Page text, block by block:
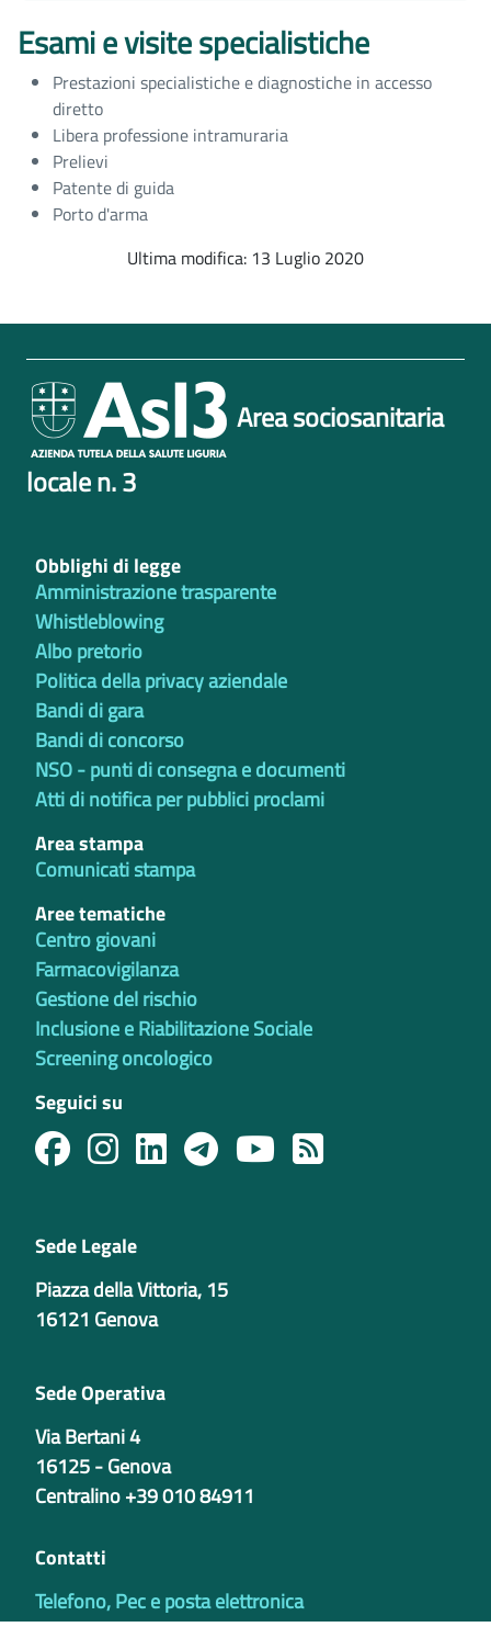
Esami e visite specialistiche
Prestazioni specialistiche e diagnostiche in accesso
diretto
Libera professione intramuraria
Prelievi
Patente di guida
Porto d'arma
Ultima modifica: 13 Luglio 2020
Area sociosanitaria
locale n. 3
Obblighi di legge
Amministrazione trasparente
Whistleblowing
Albo pretorio
Politica della privacy aziendale
Bandi di gara
Bandi di concorso
NSO - punti di consegna e documenti
Atti di notifica per pubblici proclami
Area stampa
Comunicati stampa
Aree tematiche
Centro giovani
Farmacovigilanza
Gestione del rischio
Inclusione e Riabilitazione Sociale
Screening oncologico
Seguici su
Sede Legale
Piazza della Vittoria, 15
16121 Genova
Sede Operativa
Via Bertani 4
16125 - Genova
Centralino +39 010 84911
Contatti
Telefono, Pec e posta elettronica